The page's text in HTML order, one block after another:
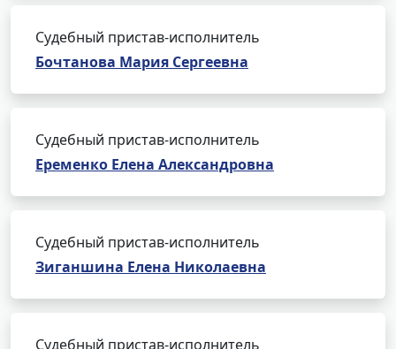
Судебный пристав-исполнитель
Бочтанова Мария Сергеевна
Судебный пристав-исполнитель
Еременко Елена Александровна
Судебный пристав-исполнитель
Зиганшина Елена Николаевна
Судебный пристав-исполнитель